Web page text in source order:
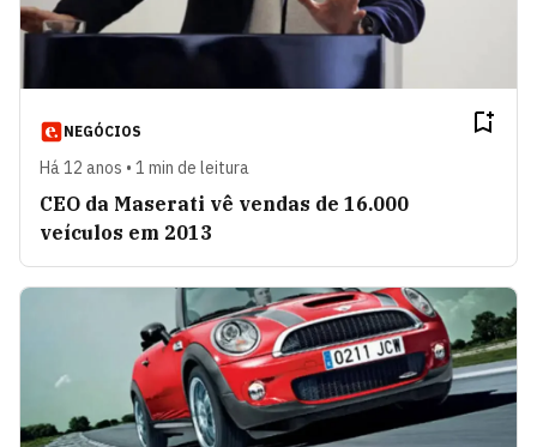
NEGÓCIOS
Há 12 anos • 1 min de leitura
CEO da Maserati vê vendas de 16.000
veículos em 2013